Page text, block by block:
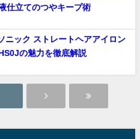
仕立てのつやキープ術
ニック ストレートヘアアイロン
の魅力を徹底解説